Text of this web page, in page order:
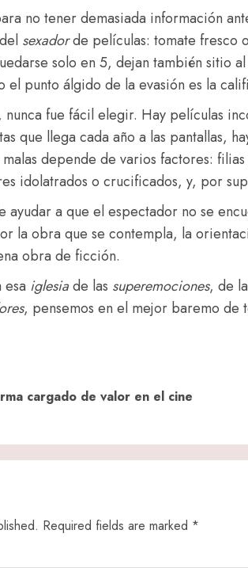
no tener demasiada información
sexadorde películas: tomate fresco
solo en 5, dejan también sitio
el punto álgido de la evasión es la
fue fácil elegir. Hay películas
que llega cada año a las pantallas,
depende de varios factores:
idolatrados o crucificados, y, por
a que el espectador no se
la obra que se contempla, la
obra de ficción.
iglesiade las superemociones, de
, pensemos en el mejor baremo de
cargado de valor en el cine
Required fields are marked *